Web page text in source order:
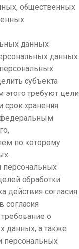
общественных
данных
данных.
субъекта
требуют цели
срок хранения
федеральным
по которому
персональных
обработки
действия согласия
согласия
о
данных, а также
персональных